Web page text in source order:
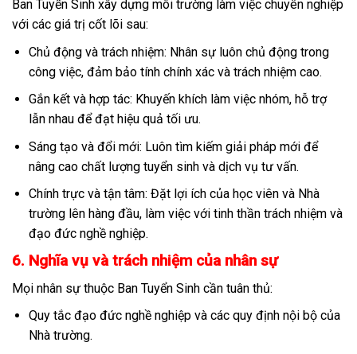
Ban Tuyển Sinh xây dựng môi trường làm việc chuyên nghiệp
với các giá trị cốt lõi sau:
Chủ động và trách nhiệm: Nhân sự luôn chủ động trong
công việc, đảm bảo tính chính xác và trách nhiệm cao.
Gắn kết và hợp tác: Khuyến khích làm việc nhóm, hỗ trợ
lẫn nhau để đạt hiệu quả tối ưu.
Sáng tạo và đổi mới: Luôn tìm kiếm giải pháp mới để
nâng cao chất lượng tuyển sinh và dịch vụ tư vấn.
Chính trực và tận tâm: Đặt lợi ích của học viên và Nhà
trường lên hàng đầu, làm việc với tinh thần trách nhiệm và
đạo đức nghề nghiệp.
6. Nghĩa vụ và trách nhiệm của nhân sự
Mọi nhân sự thuộc Ban Tuyển Sinh cần tuân thủ:
Quy tắc đạo đức nghề nghiệp và các quy định nội bộ của
Nhà trường.